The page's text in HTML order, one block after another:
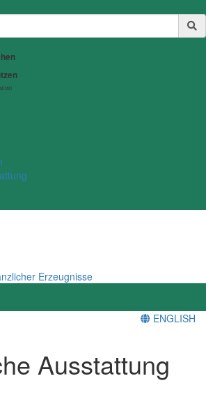
Erzeugnisse
ENGLISH
Ausstattung